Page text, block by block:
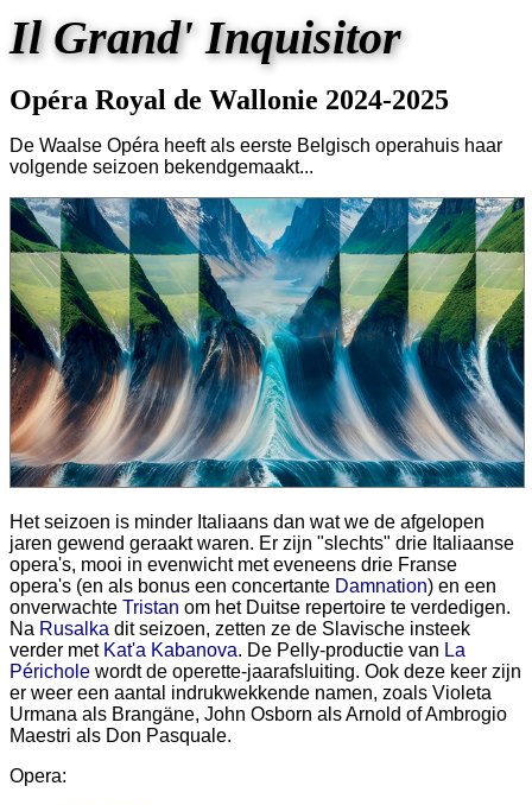
Il Grand' Inquisitor
Opéra Royal de Wallonie 2024-2025
De Waalse Opéra heeft als eerste Belgisch operahuis haar
volgende seizoen bekendgemaakt...
Het seizoen is minder Italiaans dan wat we de afgelopen
jaren gewend geraakt waren. Er zijn "slechts" drie Italiaanse
opera's, mooi in evenwicht met eveneens drie Franse
opera's (en als bonus een concertante Damnation) en een
onverwachte Tristan om het Duitse repertoire te verdedigen.
Na Rusalka dit seizoen, zetten ze de Slavische insteek
verder met Kat'a Kabanova. De Pelly-productie van La
Périchole wordt de operette-jaarafsluiting. Ook deze keer zijn
er weer een aantal indrukwekkende namen, zoals Violeta
Urmana als Brangäne, John Osborn als Arnold of Ambrogio
Maestri als Don Pasquale.
Opera: